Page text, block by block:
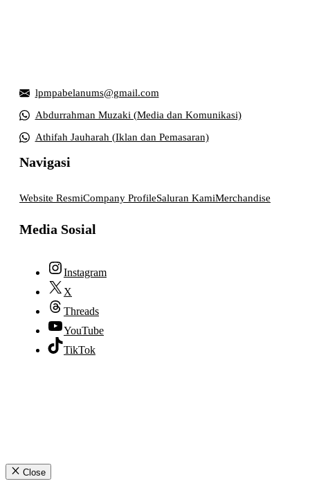
lpmpabelanums@gmail.com
Abdurrahman Muzaki (Media dan Komunikasi)
Athifah Jauharah (Iklan dan Pemasaran)
Navigasi
Website ResmiCompany ProfileSaluran KamiMerchandise
Media Sosial
Instagram
X
Threads
YouTube
TikTok
Close